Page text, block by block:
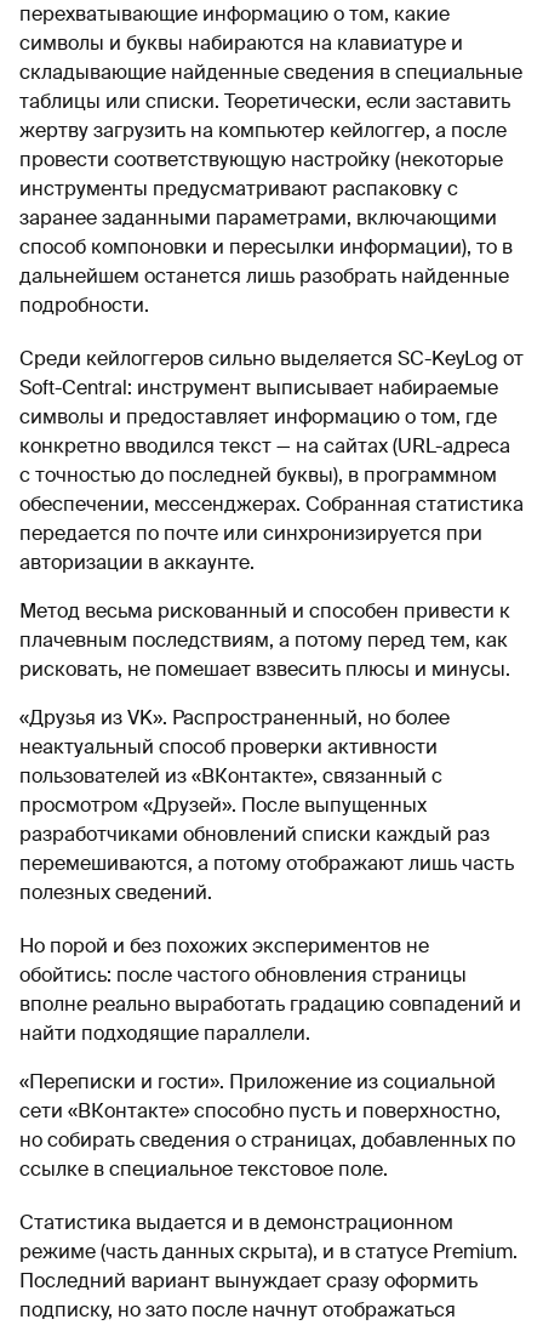
перехватывающие информацию о том, какие
символы и буквы набираются на клавиатуре и
складывающие найденные сведения в специальные
таблицы или списки. Теоретически, если заставить
жертву загрузить на компьютер кейлоггер, а после
провести соответствующую настройку (некоторые
инструменты предусматривают распаковку с
заранее заданными параметрами, включающими
способ компоновки и пересылки информации), то в
дальнейшем останется лишь разобрать найденные
подробности.
Среди кейлоггеров сильно выделяется SC-KeyLog от
Soft-Central: инструмент выписывает набираемые
символы и предоставляет информацию о том, где
конкретно вводился текст — на сайтах (URL-адреса
с точностью до последней буквы), в программном
обеспечении, мессенджерах. Собранная статистика
передается по почте или синхронизируется при
авторизации в аккаунте.
Метод весьма рискованный и способен привести к
плачевным последствиям, а потому перед тем, как
рисковать, не помешает взвесить плюсы и минусы.
«Друзья из VK». Распространенный, но более
неактуальный способ проверки активности
пользователей из «ВКонтакте», связанный с
просмотром «Друзей». После выпущенных
разработчиками обновлений списки каждый раз
перемешиваются, а потому отображают лишь часть
полезных сведений.
Но порой и без похожих экспериментов не
обойтись: после частого обновления страницы
вполне реально выработать градацию совпадений и
найти подходящие параллели.
«Переписки и гости». Приложение из социальной
сети «ВКонтакте» способно пусть и поверхностно,
но собирать сведения о страницах, добавленных по
ссылке в специальное текстовое поле.
Статистика выдается и в демонстрационном
режиме (часть данных скрыта), и в статусе Premium.
Последний вариант вынуждает сразу оформить
подписку, но зато после начнут отображаться